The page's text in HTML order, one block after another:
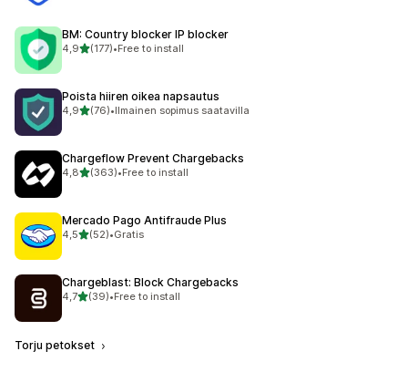
BM: Country blocker IP blocker
4,9/ 5 tähteä
(177)
177 arvostelua yhteensä
•Free to install
Poista hiiren oikea napsautus
4,9/ 5 tähteä
(76)
76 arvostelua yhteensä
•Ilmainen sopimus saatavilla
Chargeflow Prevent Chargebacks
4,8/ 5 tähteä
(363)
363 arvostelua yhteensä
•Free to install
Mercado Pago Antifraude Plus
4,5/ 5 tähteä
(52)
52 arvostelua yhteensä
•Gratis
Chargeblast: Block Chargebacks
4,7/ 5 tähteä
(39)
39 arvostelua yhteensä
•Free to install
Torju petokset